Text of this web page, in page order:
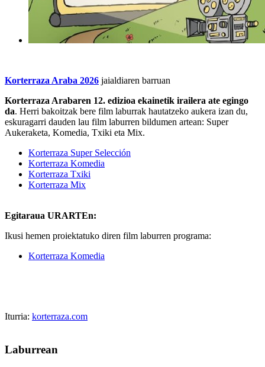
Korterraza Araba 2026 jaialdiaren barruan
Korterraza Arabaren 12. edizioa ekainetik irailera ate egingo
da. Herri bakoitzak bere film laburrak hautatzeko aukera izan du,
eskuragarri dauden lau film laburren bildumen artean: Super
Aukeraketa, Komedia, Txiki eta Mix.
Korterraza Super Selección
Korterraza Komedia
Korterraza Txiki
Korterraza Mix
Egitaraua URARTEn:
Ikusi hemen proiektatuko diren film laburren programa:
Korterraza Komedia
Iturria: korterraza.com
Laburrean